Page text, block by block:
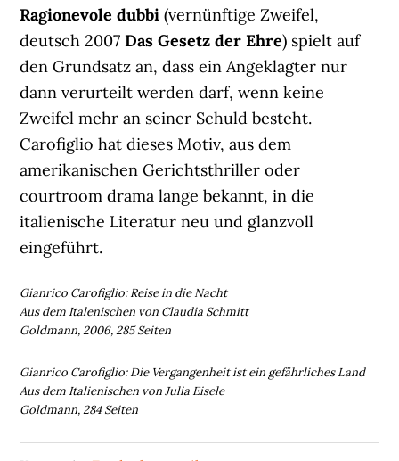
Ragionevole dubbi (vernünftige Zweifel,
deutsch 2007Das Gesetz der Ehre) spielt auf
den Grundsatz an, dass ein Angeklagter nur
dann verurteilt werden darf, wenn keine
Zweifel mehr an seiner Schuld besteht.
Carofiglio hat dieses Motiv, aus dem
amerikanischen Gerichtsthriller oder
courtroom drama lange bekannt, in die
italienische Literatur neu und glanzvoll
eingeführt.
Gianrico Carofiglio: Reise in die Nacht
Aus dem Italenischen von Claudia Schmitt
Goldmann, 2006, 285 Seiten
Gianrico Carofiglio: Die Vergangenheit ist ein gefährliches Land
Aus dem Italienischen von Julia Eisele
Goldmann, 284 Seiten